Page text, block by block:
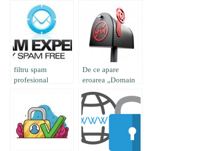
filtru spam
profesional
De ce apare
eroarea „Domain
has exceeded the
maximum defers
and failures per
hour” ?